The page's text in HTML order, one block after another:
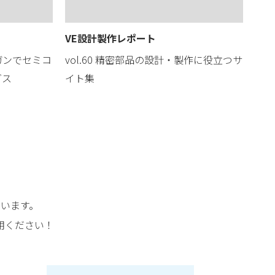
でセミコ
VE設計製作レポート
vol.60 精密部品の設計・製作に役立つサ
イト集
ます。
ださい！